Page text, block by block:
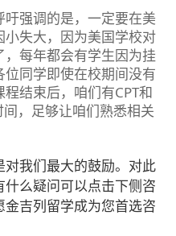
强调的是，一定要在美
失大，因为美国学校对
每年都会有学生因为挂
同学即使在校期间没有
结束后，咱们有CPT和
，足够让咱们熟悉相关
我们最大的鼓励。对此
么疑问可以点击下侧咨
吉列留学成为您首选咨